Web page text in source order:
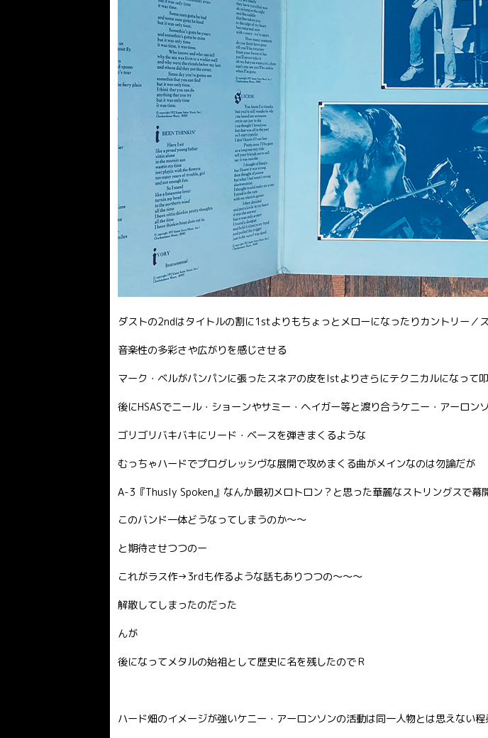
ダストの2ndはタイトルの割に1stよりもちょっとメローになったりカントリー／
音楽性の多彩さや広がりを感じさせる
マーク・ベルがパンパンに張ったスネアの皮をIstよりさらにテクニカルになって
後にHSASでニール・ショーンやサミー・ヘイガー等と渡り合うケニー・アーロン
ゴリゴリバキバキにリード・ベースを弾きまくるような
むっちゃハードでプログレッシヴな展開で攻めまくる曲がメインなのは勿論だが
A-3『Thusly Spoken』なんか最初メロトロン？と思った華麗なストリングスで幕
このバンド一体どうなってしまうのか〜〜
と期待させつつのー
これがラス作→3rdも作るような話もありつつの〜〜〜
解散してしまったのだった
んが
後になってメタルの始祖として歴史に名を残したのでＲ
ハード畑のイメージが強いケニー・アーロンソンの活動は同一人物とは思えない程